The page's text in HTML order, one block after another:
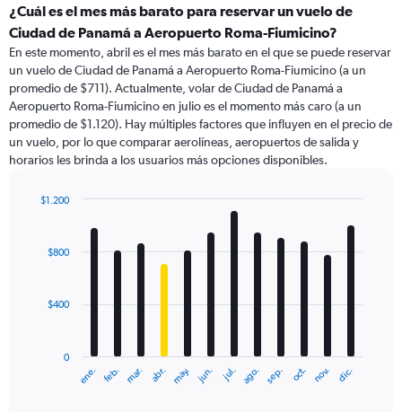
categories.
Range:
categories.
The
chart
has
1
Y
axis
values.
¿Cuál es el mes más barato para reservar un vuelo de
Ciudad de Panamá a Aeropuerto Roma-Fiumicino?
En este momento, abril es el mes más barato en el que se puede reservar
un vuelo de Ciudad de Panamá a Aeropuerto Roma-Fiumicino (a un
promedio de $711). Actualmente, volar de Ciudad de Panamá a
Aeropuerto Roma-Fiumicino en julio es el momento más caro (a un
promedio de $1.120). Hay múltiples factores que influyen en el precio de
un vuelo, por lo que comparar aerolíneas, aeropuertos de salida y
horarios les brinda a los usuarios más opciones disponibles.
with
The
ene. feb. mar. abr. may. jun. jul. ago. sep. oct. nov. dic.
0
$400
$800
$1.200